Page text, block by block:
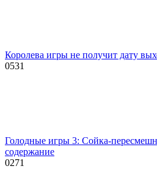
Королева игры не получит дату
0531
Голодные игры 3: Сойка-
содержание
0271